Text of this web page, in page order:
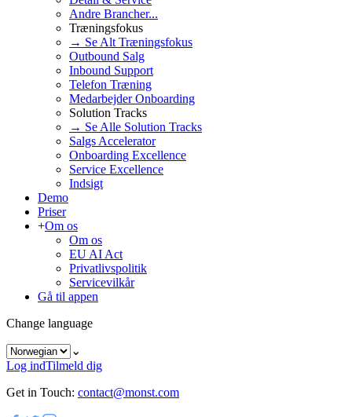
Andre Brancher...
Træningsfokus
→ Se Alt Træningsfokus
Outbound Salg
Inbound Support
Telefon Træning
Medarbejder Onboarding
Solution Tracks
→ Se Alle Solution Tracks
Salgs Accelerator
Onboarding Excellence
Service Excellence
Indsigt
Demo
Priser
+Om os
Om os
EU AI Act
Privatlivspolitik
Servicevilkår
Gå til appen
Change language
⌄
Log indTilmeld dig
Get in Touch: contact@monst.com